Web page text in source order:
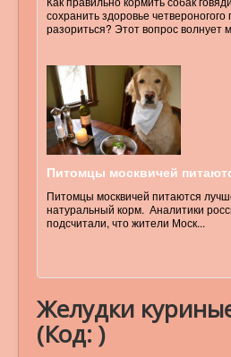
сохранить здоровье
разориться? Этот вопрос волнует
Питомцы москвичей
Питомцы москвичей питаются
натуральный корм. Аналитики
подсчитали, что жители Моск...
Желудки
(Код:)